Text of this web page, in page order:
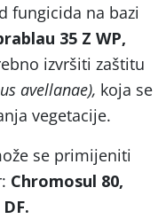
fungicida na bazi
35 Z WP,
izvršiti zaštitu
avellanae), koja se
vegetacije.
se primijeniti
Chromosul 80,